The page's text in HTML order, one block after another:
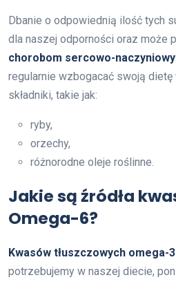
Dbanie o odpowiednią ilość tych
dla naszej odporności oraz może
chorobom sercowo-
regularnie wzbogacać swoją
składniki, takie jak:
ryby,
orzechy,
różnorodne oleje roślinne.
Jakie są źródła
Omega-6?
Kwasów tłuszczowych omega-3
potrzebujemy w naszej diecie,